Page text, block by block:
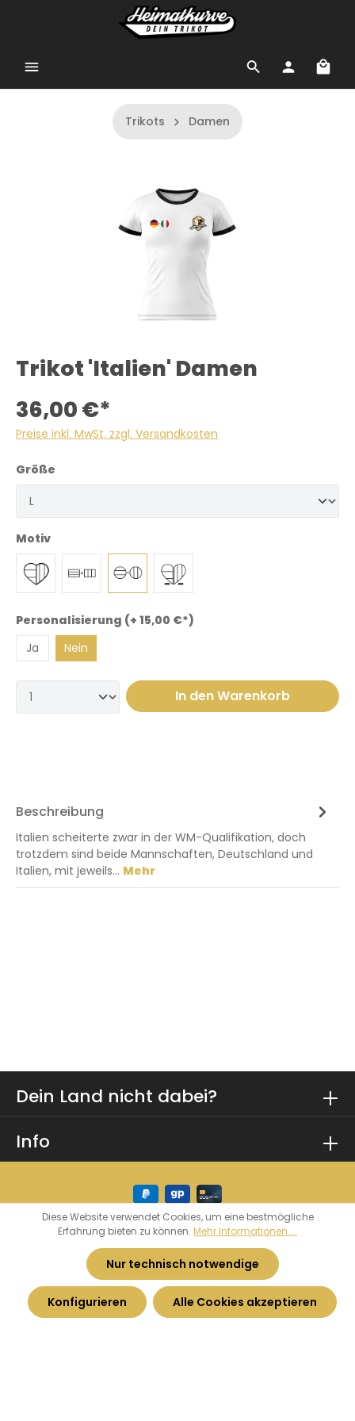
Trikots Damen
Trikot 'Italien' Damen
36,00 €*
Preise inkl. MwSt. zzgl. Versandkosten
Größe
Motiv
Personalisierung (+ 15,00 €*)
Ja
Nein
In den Warenkorb
Beschreibung
Italien scheiterte zwar in der WM-Qualifikation, doch
trotzdem sind beide Mannschaften, Deutschland und
Italien, mit jeweils… Mehr
Dein Land nicht dabei?
Info
© 2026 Heimatkurve - byHaarhoff GmbH
* Alle Preise inkl. gesetzl. Mehrwertsteuer zzgl.
Versandkostenund ggf. Nachnahmegebühren,
wenn nicht anders angegeben.
Diese Website verwendet Cookies, um eine bestmögliche
Erfahrung bieten zu können. Mehr Informationen ...
Nur technisch notwendige
Konfigurieren Alle Cookies akzeptieren